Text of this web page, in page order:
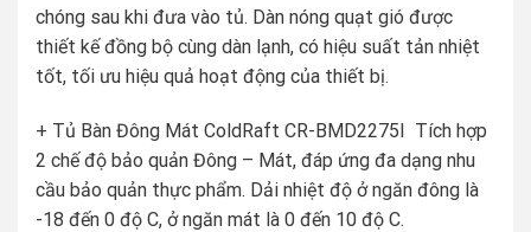
chóng sau khi đưa vào tủ. Dàn nóng quạt gió được
thiết kế đồng bộ cùng dàn lạnh, có hiệu suất tản nhiệt
tốt, tối ưu hiệu quả hoạt động của thiết bị.
+ Tủ Bàn Đông Mát ColdRaft CR-BMD2275I Tích hợp
2 chế độ bảo quản Đông – Mát, đáp ứng đa dạng nhu
cầu bảo quản thực phẩm. Dải nhiệt độ ở ngăn đông là
-18 đến 0 độ C, ở ngăn mát là 0 đến 10 độ C.